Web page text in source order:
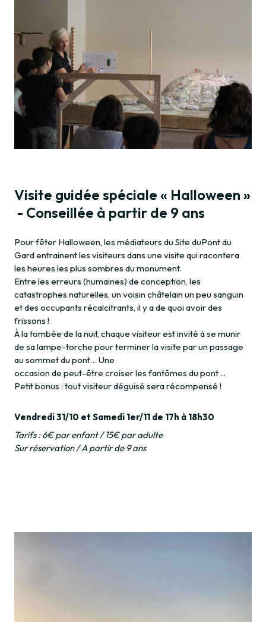
Visite guidée spéciale « Halloween »
- Conseillée à partir de 9 ans
Pour fêter Halloween, les médiateurs du Site duPont du
Gard entrainent les visiteurs dans une visite qui racontera
les heures les plus sombres du monument.
Entre les erreurs (humaines) de conception, les
catastrophes naturelles, un voisin châtelain un peu sanguin
et des occupants récalcitrants, il y a de quoi avoir des
frissons !
À la tombée de la nuit, chaque visiteur est invité à se munir
de sa lampe-torche pour terminer la visite par un passage
au sommet du pont… Une
occasion de peut-être croiser les fantômes du pont ...
Petit bonus : tout visiteur déguisé sera récompensé !
Vendredi 31/10 et Samedi 1er/11 de 17h à 18h30
Tarifs : 6€ par enfant / 15€ par adulte
Sur réservation / A partir de 9 ans